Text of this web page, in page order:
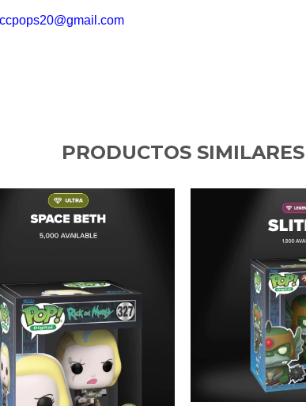
ccpops20@gmail.com
PRODUCTOS SIMILARES